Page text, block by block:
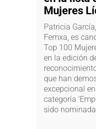
Mujeres
Patricia
Femxa, es
Top 100
en la edición
que han
excepcional
categoría
sido